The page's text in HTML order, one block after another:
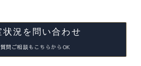
状況を問い合わせ
問ご相談もこちらからOK